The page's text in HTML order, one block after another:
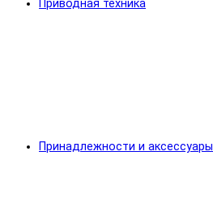
Приводная техника
Принадлежности и аксессуары